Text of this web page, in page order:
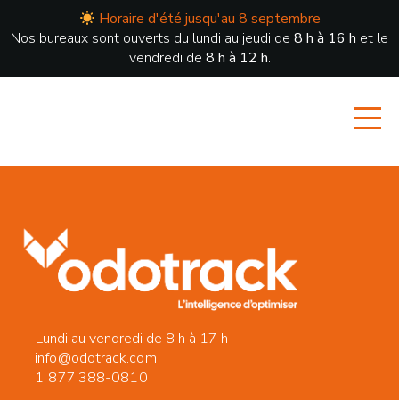
Horaire d'été jusqu'au 8 septembre
Nos bureaux sont ouverts du lundi au jeudi de 8 h à 16 h et le
vendredi de 8 h à 12 h.
Lundi au vendredi de 8 h à 17 h
info@odotrack.com
1 877 388-0810